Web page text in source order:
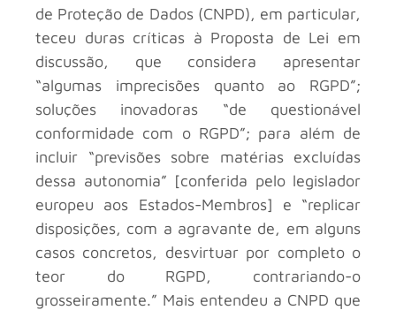
de Proteção de Dados (CNPD), em particular,
teceu duras críticas à Proposta de Lei em
discussão, que considera apresentar
“algumas imprecisões quanto ao RGPD”;
soluções inovadoras “de questionável
conformidade com o RGPD”; para além de
incluir “previsões sobre matérias excluídas
dessa autonomia” [conferida pelo legislador
europeu aos Estados-Membros] e “replicar
disposições, com a agravante de, em alguns
casos concretos, desvirtuar por completo o
teor do RGPD, contrariando-o
grosseiramente.” Mais entendeu a CNPD que